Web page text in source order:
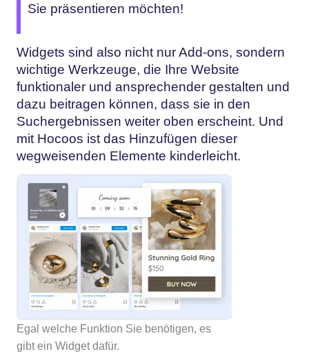
Sie präsentieren möchten!
Widgets sind also nicht nur Add-ons, sondern
wichtige Werkzeuge, die Ihre Website
funktionaler und ansprechender gestalten und
dazu beitragen können, dass sie in den
Suchergebnissen weiter oben erscheint. Und
mit Hocoos ist das Hinzufügen dieser
wegweisenden Elemente kinderleicht.
Egal welche Funktion Sie benötigen, es
gibt ein Widget dafür.